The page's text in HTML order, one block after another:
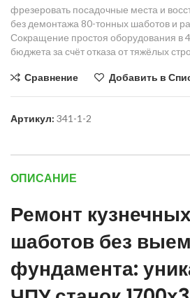
фрезеровать посадочные места и
без демонтажа 80-тонных шаботов и
Сокращение простоя оборудования в
бюджета за счёт отказа от тяжёлых
Сравнение Добавить в
Артикул: 341-1-2
ОПИСАНИЕ
Ремонт
шаботов без
фундамента: